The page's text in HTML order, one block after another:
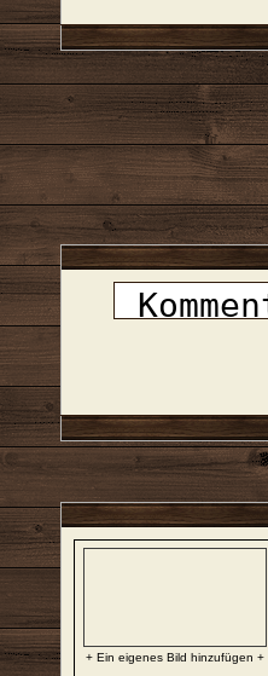
+ Ein eigenes Bild hinzufügen +